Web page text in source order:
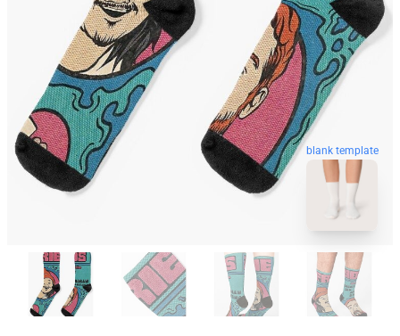
blank template